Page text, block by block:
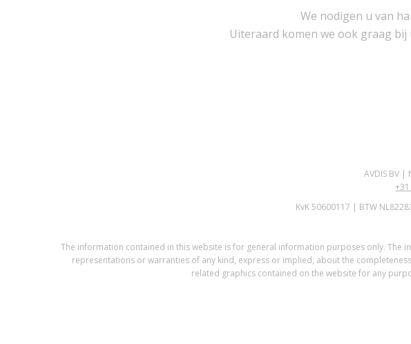
We nodigen u van
Uiteraard komen we ook graag
AVDIS BV
KvK 50600117 | BTW
The information contained in this website is for general information purposes only.
representations or warranties of any kind, express or implied, about the
related graphics contained on the website for any